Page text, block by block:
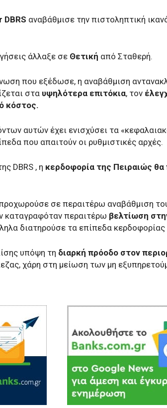
αναβάθμισε την πιστοληπτική
άλλαξε σε Θετική από Σταθερή.
που εξέδωσε, η αναβάθμιση
στα υψηλότερα επιτόκια, τον
κόστος.
αυτών έχει ενισχύσει τα
που απαιτούν οι ρυθμιστικές αρχές.
DBRS , η κερδοφορία της Πειραιώς θα
σε περαιτέρω αναβάθμιση
καταγραφόταν περαιτέρω βελτίωση
διατηρούσε τα επίπεδα κερδοφορίας
υπόψη τη διαρκή πρόοδο στον
χάρη στη μείωση των μη